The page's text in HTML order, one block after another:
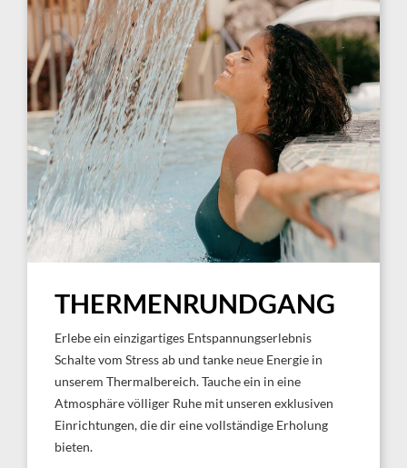
THERMENRUNDGANG
Erlebe ein einzigartiges Entspannungserlebnis
Schalte vom Stress ab und tanke neue Energie in
unserem Thermalbereich. Tauche ein in eine
Atmosphäre völliger Ruhe mit unseren exklusiven
Einrichtungen, die dir eine vollständige Erholung
bieten.